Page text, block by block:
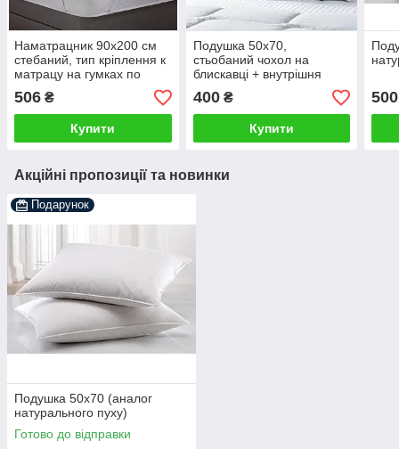
Наматрацник 90х200 см
стебаний, тип кріплення к
матрацу на гумках по
кутах
506 ₴
Купити
Подушка 50х70,
стьобаний чохол на
блискавці + внутрішня
подушка
400₴
Купити
500
Акційні пропозиції та новинки
Подарунок
Подушка 50х70 (аналог
натурального пуху)
Готово до відправки